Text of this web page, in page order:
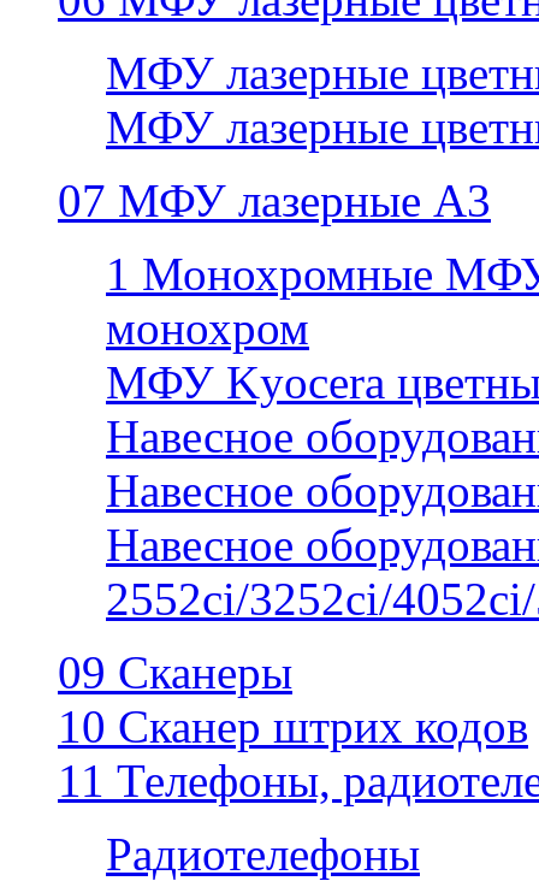
МФУ лазерные
МФУ лазерные
07 МФУ лазерные А3
1 Монохромные
монохром
МФУ Kyocera
Навесное
Навесное
Навесное
2552ci/3252ci/
09 Сканеры
10 Сканер штрих кодов
11 Телефоны,
Радиотелефоны